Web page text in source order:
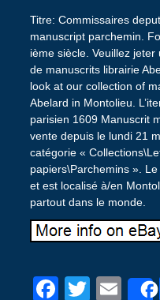
Titre: Commissaires
manuscript parchemin.
ième siècle. Veuillez jeter
de manuscrits librairie
look at our collection of
Abelard in Montolieu.
parisien 1609 Manuscrit
vente depuis le lundi 21
catégorie «
papiers\Parchemins ».
et est localisé à/en
partout dans le monde.
F
T
E